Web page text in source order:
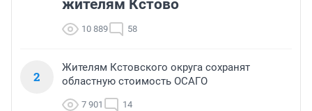
жителям Кстово
10 889 58
2
Жителям Кстовского округа сохранят
областную стоимость ОСАГО
7 901 14